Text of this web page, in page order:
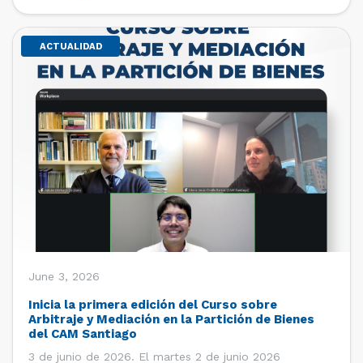
de estudiantes de […]
ACTUALIDAD
June 3, 2026
Inicia la primera edición del Curso sobre
Arbitraje y Mediación en la Partición de Bienes
del CAM Santiago
3 de junio de 2026. El martes 2 de junio 2026